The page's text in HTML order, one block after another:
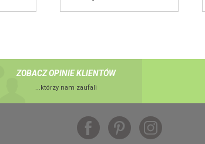
ZOBACZ OPINIE KLIENTÓW
...którzy nam zaufali